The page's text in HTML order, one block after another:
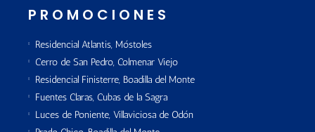
PROMOCIONES
Residencial Atlantis, Móstoles
Cerro de San Pedro, Colmenar Viejo
Residencial Finisterre, Boadilla del Monte
Fuentes Claras, Cubas de la Sagra
Luces de Poniente, Villaviciosa de Odón